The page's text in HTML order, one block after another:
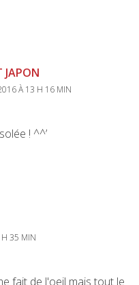
JAPON
À 13 H 16 MIN
! ^^’
35 MIN
fait de l'oeil mais tout le